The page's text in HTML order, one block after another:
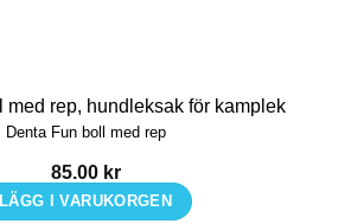
Denta Fun boll med rep
85.00 kr
LÄGG I VARUKORGEN